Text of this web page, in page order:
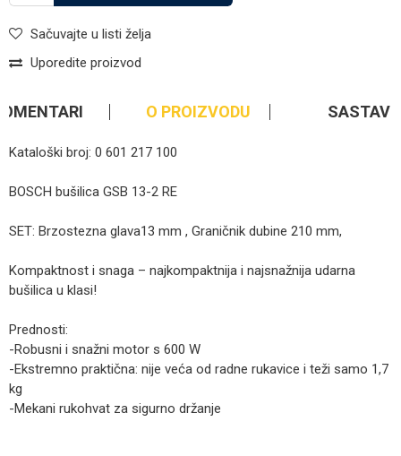
Sačuvajte u listi želja
Uporedite proizvod
O PROIZVODU SASTAV
Kataloški broj: 0 601 217 100
BOSCH bušilica GSB 13-2 RE
SET: Brzostezna glava13 mm , Graničnik dubine 210 mm,
Kompaktnost i snaga – najkompaktnija i najsnažnija udarna
bušilica u klasi!
Prednosti:
-Robusni i snažni motor s 600 W
-Ekstremno praktična: nije veća od radne rukavice i teži samo 1,7
kg
-Mekani rukohvat za sigurno držanje